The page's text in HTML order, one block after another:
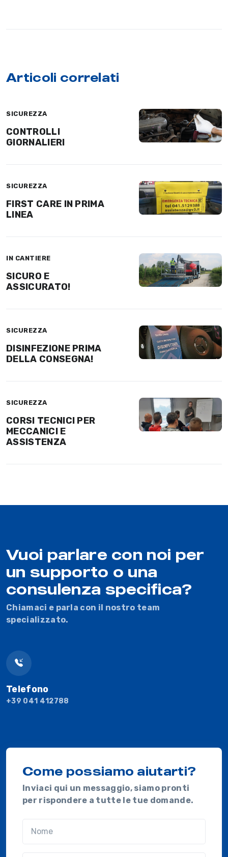
Articoli correlati
SICUREZZA
CONTROLLI
GIORNALIERI
SICUREZZA
FIRST CARE IN PRIMA
LINEA
IN CANTIERE
SICURO E
ASSICURATO!
SICUREZZA
DISINFEZIONE PRIMA
DELLA CONSEGNA!
SICUREZZA
CORSI TECNICI PER
MECCANICI E
ASSISTENZA
Vuoi parlare con noi per
un supporto o una
consulenza specifica?
Chiamaci e parla con il nostro team
specializzato.
Telefono
+39 041 412788
Come possiamo aiutarti?
Inviaci qui un messaggio, siamo pronti
per rispondere a tutte le tue domande.